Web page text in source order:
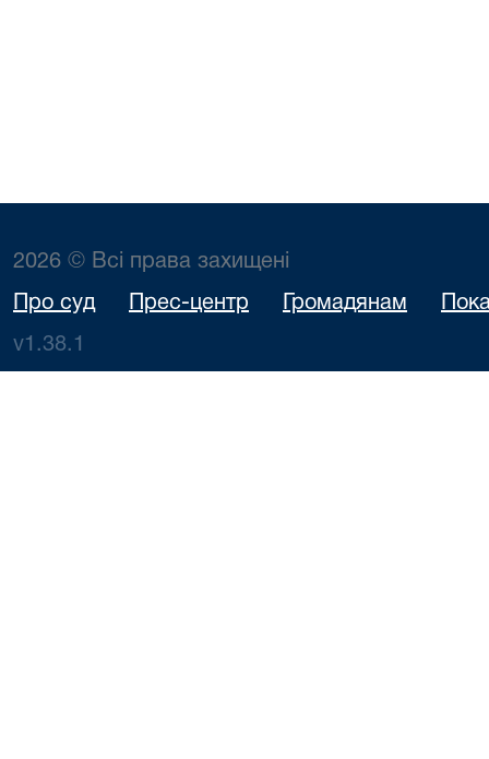
2026 © Всі права захищені
Про суд Прес-центр Громадянам
v1.38.1